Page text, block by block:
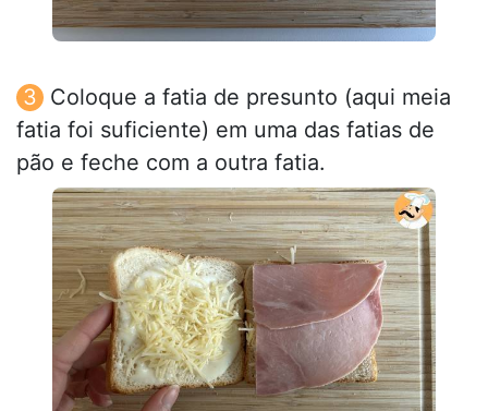
Coloque a fatia de presunto (aqui meia
fatia foi suficiente) em uma das fatias de
pão e feche com a outra fatia.